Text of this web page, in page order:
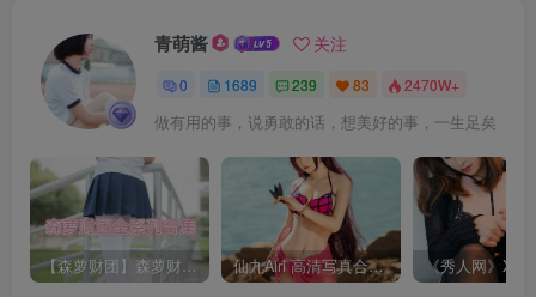
青萌酱 关注
0 1689 239 83 2470W+
做有用的事，说勇敢的话，想美好的事，一生足矣
【森萝财团】森萝财团系列福利原版无水印合集下载[与本站内容同步更新] 仙九Airi 高清写真合集[持续更新]